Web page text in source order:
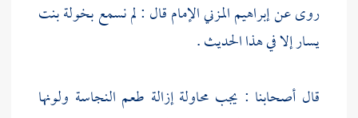
روى عنإبراهيم المزنيالإمام قال : لم نسمعبخولة بنت
يسارإلا في هذا الحديث .
قال أصحابنا : يجب محاولة إزالة طعم النجاسة ولونها